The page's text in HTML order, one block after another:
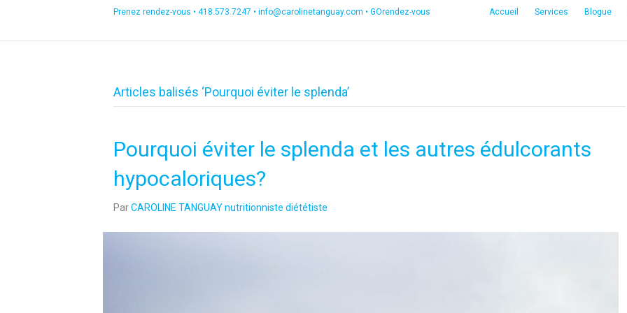
Prenez rendez-vous • 418.573.7247 • info@carolinetanguay.com • GOrendez-vous Accueil Services Blogue
Articles balisés ‘Pourquoi éviter le splenda’
Pourquoi éviter le splenda et les autres édulcorants
hypocaloriques?
ParCAROLINE TANGUAY nutritionniste diététiste